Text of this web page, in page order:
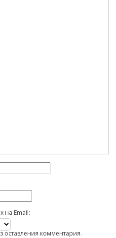
на Email:
оставления комментария.